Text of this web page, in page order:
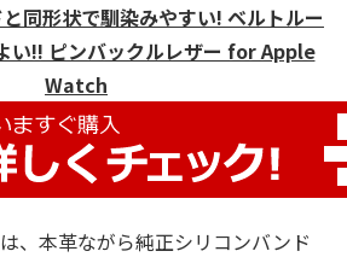
同形状で馴染みやすい! ベルトルー
い!! ピンバックルレザー for Apple
Watch
、本革ながら純正シリコンバンド